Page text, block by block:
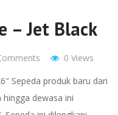
– Jet Black
0 Views
Sepeda produk baru dari
dewasa ini